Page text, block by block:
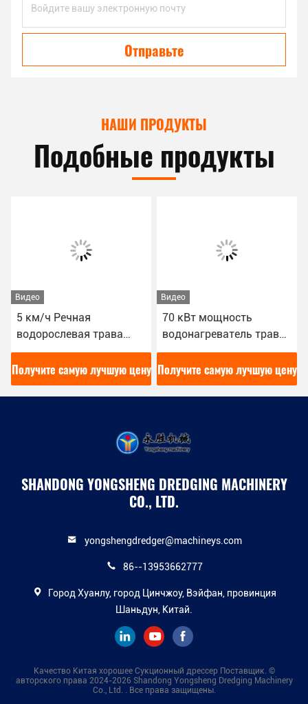
Отправьте
НАШИ ПРОДУКТЫ
Подобные продукты
Видео
5 км/ч Речная
водорослевая трава
травоуборочная
машина 105кВ
травоуборочная лодка
10 кубических
Получите самую лучшую цену
Видео
70 кВт мощность
водонагреватель травы
используется для сбора
и очистки речных
водных растений
сборщик
Получите самую лучшую цену
SHANDONG YONGSHENG DREDGING MACHINERY
CO., LTD.
yongshengdredger@machineys.com
86--13953662777
Город Хуанлу, город Цинчжоу, Вэйфан, провинция
Шаньдун, Китай.
Качество Китая хорошее Сукционный дрессер Поставщик. ©
авторского права 2024-2026 Shandong Yongsheng Dredging Machinery
Co., Ltd. . Все права защищены.